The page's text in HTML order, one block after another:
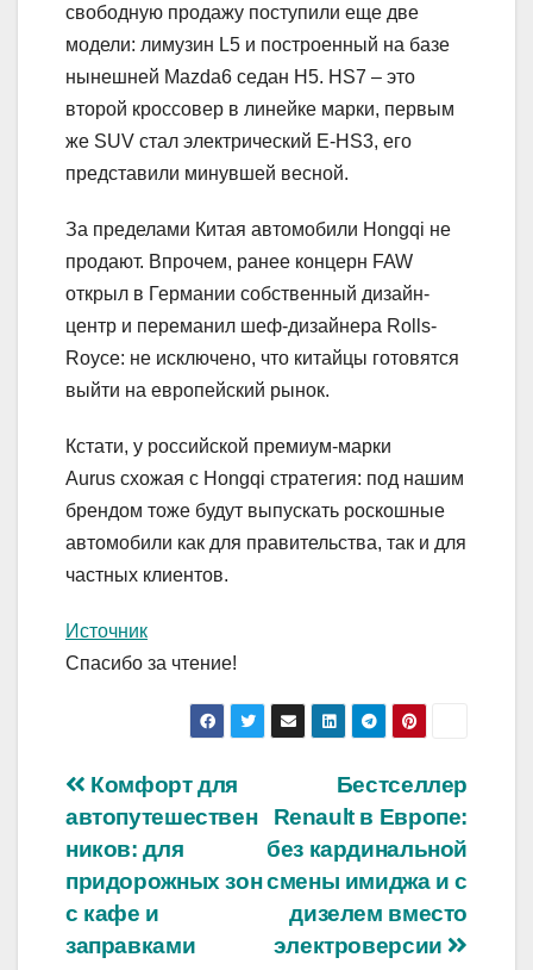
свободную продажу поступили еще две
модели: лимузин L5 и построенный на базе
нынешней Mazda6 седан H5. HS7 – это
второй кроссовер в линейке марки, первым
же SUV стал электрический E-HS3, его
представили минувшей весной.
За пределами Китая автомобили Hongqi не
продают. Впрочем, ранее концерн FAW
открыл в Германии собственный дизайн-
центр и переманил шеф-дизайнера Rolls-
Royce: не исключено, что китайцы готовятся
выйти на европейский рынок.
Кстати, у российской премиум-марки
Aurus схожая с Hongqi стратегия: под нашим
брендом тоже будут выпускать роскошные
автомобили как для правительства, так и для
частных клиентов.
Источник
Спасибо за чтение!
Навигация
по
записям
Бестселлер
Renault в Европе:
без кардинальной
смены имиджа и с
дизелем вместо
электроверсии
Комфорт для
автопутешествен
ников: для
придорожных зон
с кафе и
заправками